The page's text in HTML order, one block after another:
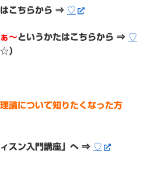
はこちらから ⇒ ♡
〜というかたはこちらから ⇒ ♡
）
論について知りたくなった方
スン入門講座」へ ⇒ ♡